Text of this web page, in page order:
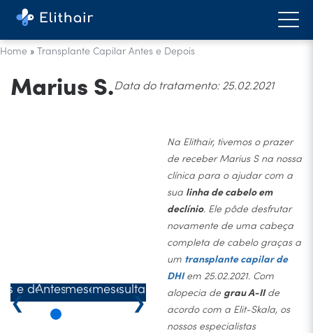
Home » Transplante Capilar Antes e Depois
Marius S.Data do tratamento: 25.02.2021
e depois
Antes4 meses6 mesesResultado
❮ ❯
Na Elithair, tivemos o prazer
de receber Marius S na nossa
clínica para o ajudar com a
sua linha de cabelo em
declínio. Ele pôde desfrutar
novamente de uma cabeça
completa de cabelo graças a
um transplante capilar de
DHIem 25.02.2021. Com
alopecia de grau A-IIde
acordo com a Elit-Skala, os
nossos especialistas